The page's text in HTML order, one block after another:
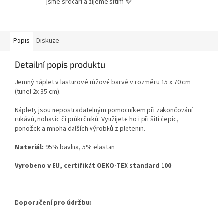
jsme srdcaři a žijeme šitím 💜
Popis Diskuze
Detailní popis produktu
Jemný náplet v lasturové růžové barvě v rozměru 15 x 70 cm
(tunel 2x 35 cm).
Náplety jsou nepostradatelným pomocníkem při zakončování
rukávů, nohavic či průkrčníků. Využijete ho i při šití čepic,
ponožek a mnoha dalších výrobků z pletenin.
Materiál: 95% bavlna, 5% elastan
Vyrobeno v EU, certifikát OEKO-TEX standard 100
Doporučení pro údržbu: